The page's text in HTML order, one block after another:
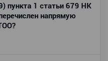
пункта 1 статьи 679 НК
напрямую